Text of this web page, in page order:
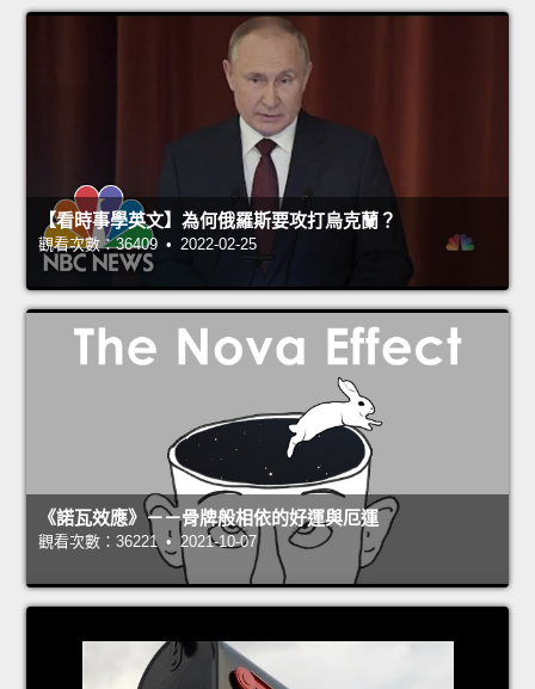
【看時事學英文】為何俄羅斯要攻打烏克蘭？
觀看次數：36409 • 2022-02-25
《諾瓦效應》－－骨牌般相依的好運與厄運
觀看次數：36221 • 2021-10-07